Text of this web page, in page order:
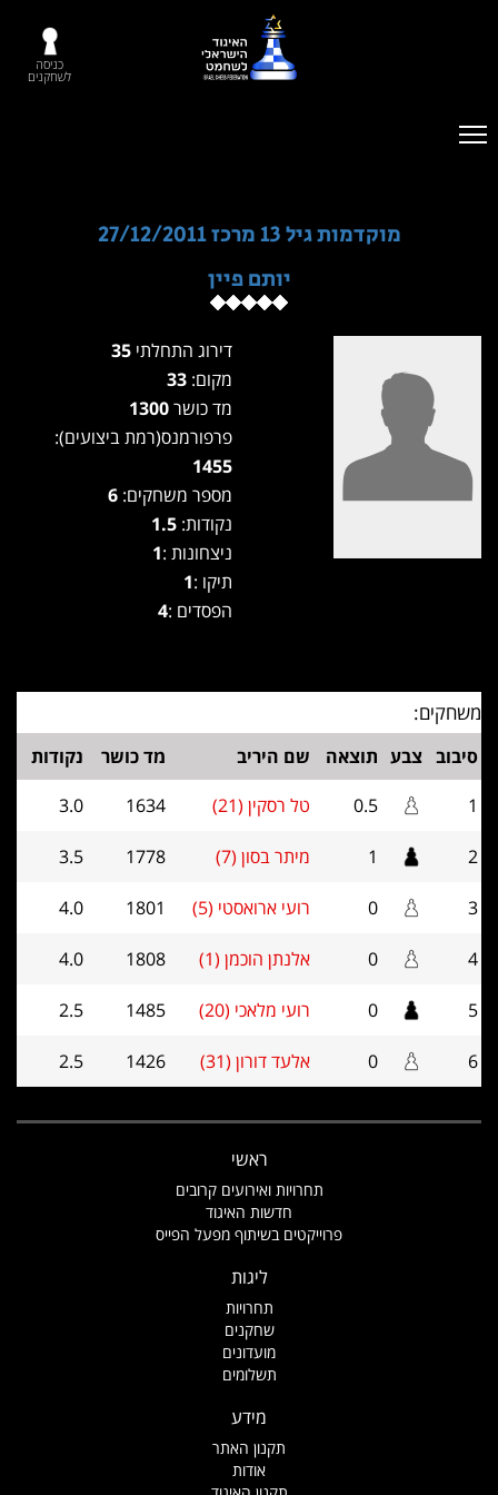
כניסה
לשחקנים
מוקדמות גיל 13 מרכז 27/12/2011
יותם פיין
דירוג התחלתי
מקום:
מד כושר
פרפורמנס(רמת ביצועים):
1455
מספר משחקים:
נקודות: 1.5
ניצחונות :1
תיקו :1
הפסדים :4
משחקים:
סיבוב צבע תוצאה שם היריב מד כושר
נקודות
1
0.5 טל רסקין (21) 1634
3.0
2
1 מיתר בסון (7) 1778
3.5
3
0 רועי ארואסטי (5) 1801
4.0
4
0 אלנתן הוכמן (1) 1808
4.0
5
0 רועי מלאכי (20) 1485
2.5
6
0 אלעד דורון (31) 1426
2.5
ראשי
תחרויות ואירועים קרובים
חדשות האיגוד
פרוייקטים בשיתוף מפעל הפייס
ליגות
תחרויות
שחקנים
מועדונים
תשלומים
מידע
תקנון האתר
אודות